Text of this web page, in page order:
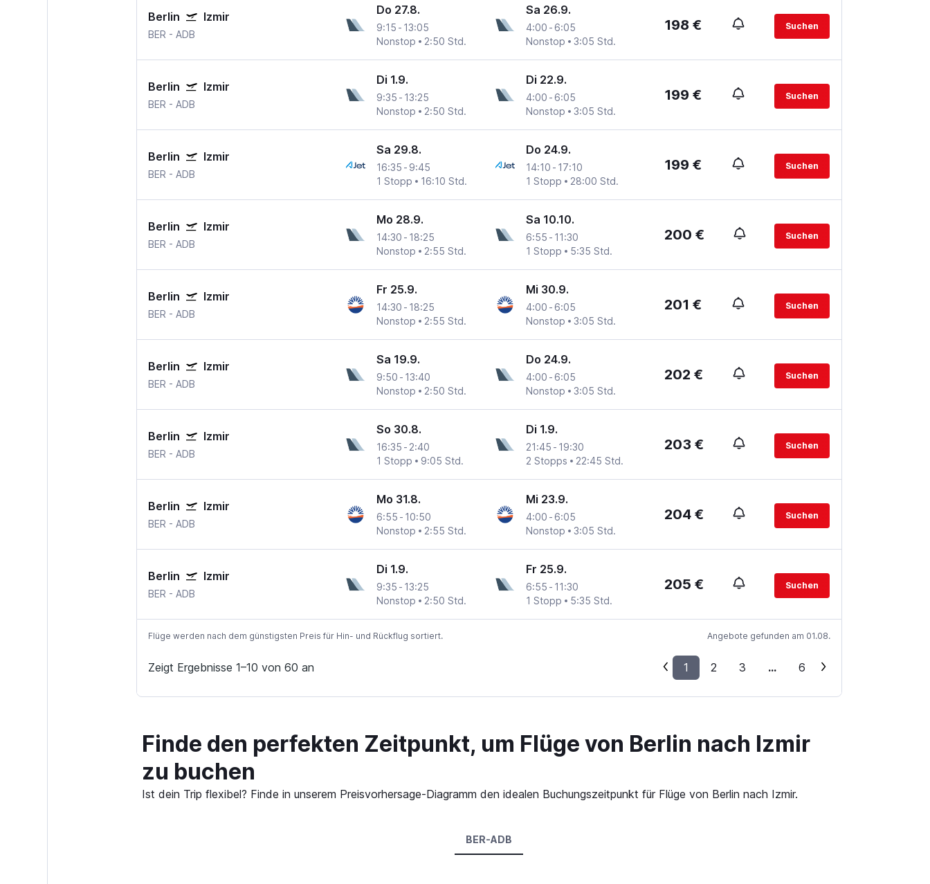
Berlin Izmir
BER - ADB
Do 27.8.
9:15 - 13:05
Nonstop
2:50 Std.
Sa 26.9.
4:00 - 6:05
Nonstop
3:05 Std.
198 € Suchen
Berlin Izmir
BER - ADB
Di 1.9.
9:35 - 13:25
Nonstop
2:50 Std.
Di 22.9.
4:00 - 6:05
Nonstop
3:05 Std.
199 € Suchen
Berlin Izmir
BER - ADB
Sa 29.8.
16:35 - 9:45
1 Stopp
16:10 Std.
Do 24.9.
14:10 - 17:10
1 Stopp
28:00 Std.
199 € Suchen
Berlin Izmir
BER - ADB
Mo 28.9.
14:30 - 18:25
Nonstop
2:55 Std.
Sa 10.10.
6:55 - 11:30
1 Stopp
5:35 Std.
200 € Suchen
Berlin Izmir
BER - ADB
Fr 25.9.
14:30 - 18:25
Nonstop
2:55 Std.
Mi 30.9.
4:00 - 6:05
Nonstop
3:05 Std.
201 € Suchen
Berlin Izmir
BER - ADB
Sa 19.9.
9:50 - 13:40
Nonstop
2:50 Std.
Do 24.9.
4:00 - 6:05
Nonstop
3:05 Std.
202 € Suchen
Berlin Izmir
BER - ADB
So 30.8.
16:35 - 2:40
1 Stopp
9:05 Std.
Di 1.9.
21:45 - 19:30
2 Stopps
22:45 Std.
203 € Suchen
Berlin Izmir
BER - ADB
Mo 31.8.
6:55 - 10:50
Nonstop
2:55 Std.
Mi 23.9.
4:00 - 6:05
Nonstop
3:05 Std.
204 € Suchen
Berlin Izmir
BER - ADB
Di 1.9.
9:35 - 13:25
Nonstop
2:50 Std.
Fr 25.9.
6:55 - 11:30
1 Stopp
5:35 Std.
205 € Suchen
Flüge werden nach dem günstigsten Preis für Hin- und Rückflug sortiert. Angebote gefunden am 01.08.
Zeigt Ergebnisse 1–10 von 60 an 1 2 3 ... 6
Finde den perfekten Zeitpunkt, um Flüge von Berlin nach Izmir
zu buchen
Ist dein Trip flexibel? Finde in unserem Preisvorhersage-Diagramm den idealen Buchungszeitpunkt für Flüge von Berlin nach Izmir.
BER-ADB